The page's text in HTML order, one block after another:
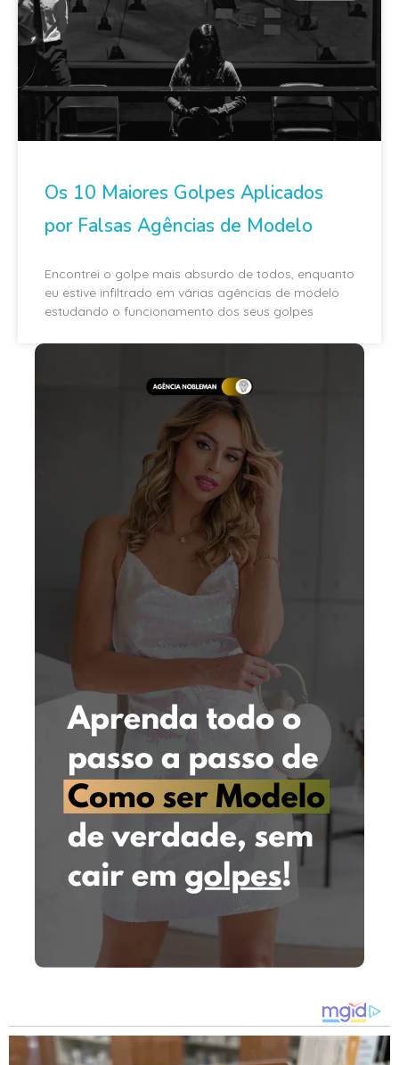
Os 10 Maiores Golpes Aplicados
por Falsas Agências de Modelo
Encontrei o golpe mais absurdo de todos, enquanto
eu estive infiltrado em várias agências de modelo
estudando o funcionamento dos seus golpes